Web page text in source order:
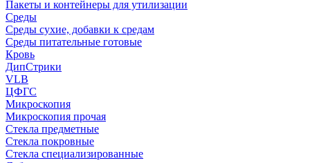
Пакеты и контейнеры для утилизации
Среды
Среды сухие, добавки к средам
Среды питательные готовые
Кровь
ДипСтрики
VLB
ЦФГС
Микроскопия
Микроскопия прочая
Стекла предметные
Стекла покровные
Стекла специализированные